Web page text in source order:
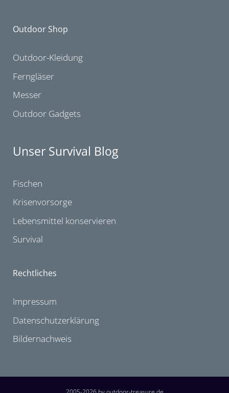
Outdoor Shop
Outdoor-Kleidung
Ferngläser
Messer
Outdoor Gadgets
Unser Survival Blog
Fischen
Krisenvorsorge
Lebensmittel konservieren
Survival
Rechtliches
Impressum
Datenschutzerklärung
Bildernachweis